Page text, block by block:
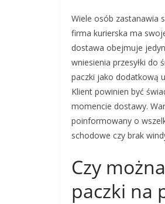
Wiele osób zastanawia
firma kurierska ma
dostawa obejmuje
wniesienia przesyłki do
paczki jako dodatkową
Klient powinien być
momencie dostawy.
poinformowany o
schodowe czy brak
Czy
paczki na